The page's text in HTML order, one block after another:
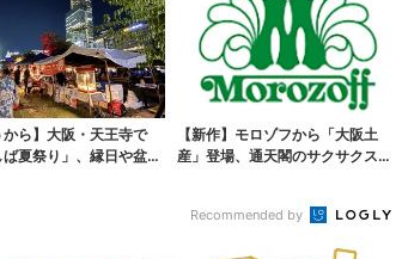
から】大阪・天王寺で
ば夏祭り」、縁日や盆踊
【新作】モロゾフから「大阪土
産」登場、通天閣のサクサクスイ
Recommended by